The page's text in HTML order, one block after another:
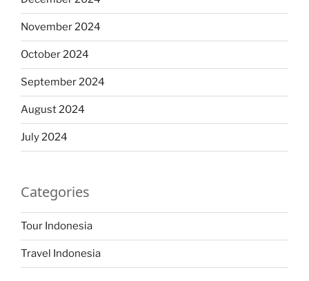
November 2024
October 2024
September 2024
August 2024
July 2024
Categories
Tour Indonesia
Travel Indonesia